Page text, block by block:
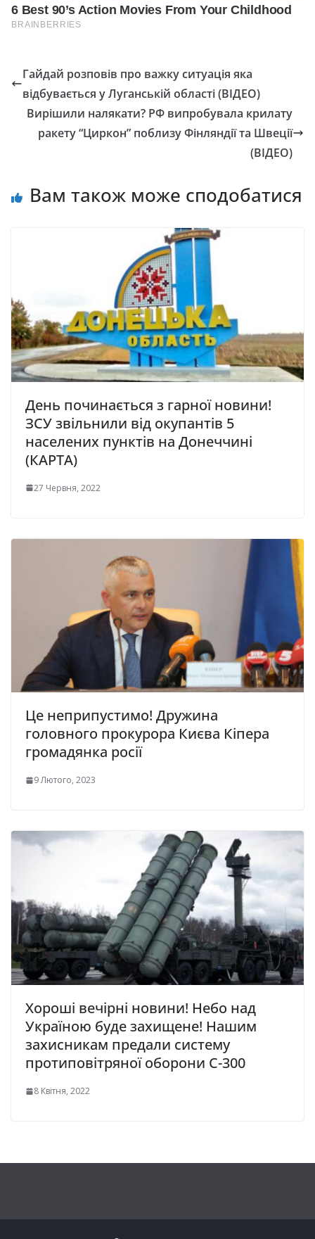
Гайдай розповів про важку ситуація яка
відбувається у Луганській області (ВІДЕО)
Вирішили налякати? РФ випробувала крилату
ракету “Циркон” поблизу Фінляндії та Швеції
(ВІДЕО)
Вам також може сподобатися
День починається з гарної новини!
ЗСУ звільнили від окупантів 5
населених пунктів на Донеччині
(КАРТА)
27 Червня, 2022
Це неприпустимо! Дружина
головного прокурора Києва Кіпера
громадянка росії
9 Лютого, 2023
Хороші вечірні новини! Небо над
Україною буде захищене! Нашим
захисникам предали систему
протиповітряної оборони C-300
8 Квітня, 2022